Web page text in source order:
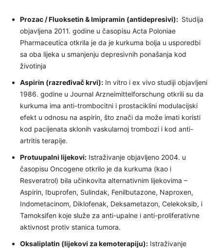
Prozac / Fluoksetin & Imipramin (antidepresivi): Studija
objavljena 2011. godine u časopisu Acta Poloniae
Pharmaceutica otkrila je da je kurkuma bolja u usporedbi
sa oba lijeka u smanjenju depresivnih ponašanja kod
životinja
Aspirin (razređivač krvi): In vitro i ex vivo studiji objavljeni
1986. godine u Journal Arzneimittelforschung otkrili su da
kurkuma ima anti-trombocitni i prostaciklini modulacijski
efekt u odnosu na aspirin, što znači da može imati koristi
kod pacijenata sklonih vaskularnoj trombozi i kod anti-
artritis terapije.
Protuupalni lijekovi: Istraživanje objavljeno 2004. u
časopisu Oncogene otkrilo je da kurkuma (kao i
Resveratrol) bila učinkovita alternativnim lijekovima –
Aspirin, Ibuprofen, Sulindak, Fenilbutazone, Naproxen,
Indometacinom, Diklofenak, Deksametazon, Celekoksib, i
Tamoksifen koje služe za anti-upalne i anti-proliferativne
aktivnost protiv stanica tumora.
Oksaliplatin (lijekovi za kemoterapiju): Istraživanje